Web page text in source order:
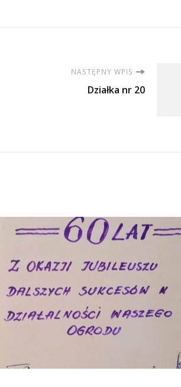
NASTĘPNY WPIS
Działka nr 20